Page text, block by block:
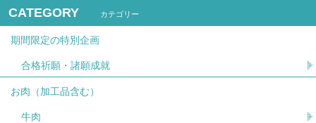
CATEGORY カテゴリー
期間限定の特別企画
合格祈願・諸願成就
お肉（加工品含む）
牛肉